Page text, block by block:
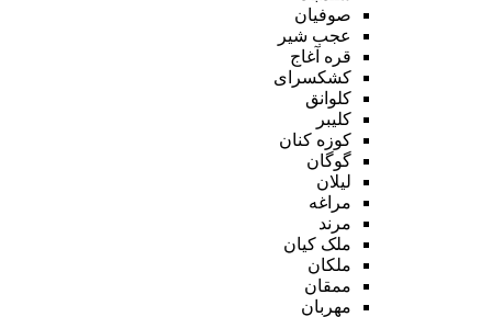
صوفیان
عجب شیر
قره آغاج
کشکسرای
کلوانق
کلیبر
کوزه کنان
گوگان
لیلان
مراغه
مرند
ملک کیان
ملکان
ممقان
مهربان